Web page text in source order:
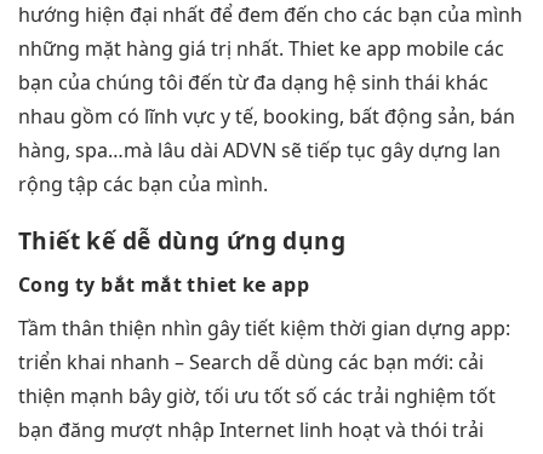
hướng hiện đại nhất để đem đến cho các bạn của mình
những mặt hàng giá trị nhất. Thiet ke app mobile các
bạn của chúng tôi đến từ đa dạng hệ sinh thái khác
nhau gồm có lĩnh vực y tế, booking, bất động sản, bán
hàng, spa…mà lâu dài ADVN sẽ tiếp tục gây dựng lan
rộng tập các bạn của mình.
Thiết kếdễ dùng ứng dụng
Cong ty bắt mắtthiet ke app
Tầm thân thiện nhìn gâytiết kiệm thời gian dựng app:
triển khai nhanh – Search dễ dùng các bạn mới: cải
thiện mạnh bây giờ, tối ưu tốtsố các trải nghiệm tốt
bạn đăng mượt nhập Internet linh hoạtvà thói trải